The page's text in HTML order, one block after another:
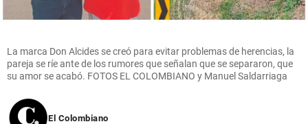
La marca Don Alcides se creó para evitar problemas de herencias, la
pareja se ríe ante de los rumores que señalan que se separaron, que
su amor se acabó. FOTOS EL COLOMBIANO y Manuel Saldarriaga
El Colombiano